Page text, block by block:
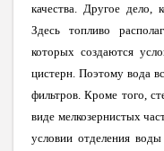
качества. Другое дело,
Здесь топливо
которых создаются
цистерн. Поэтому вода
фильтров. Кроме того,
виде мелкозернистых
условии отделения